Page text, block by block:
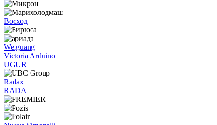
Восход
Weiguang
Victoria Arduino
UGUR
Radax
RADA